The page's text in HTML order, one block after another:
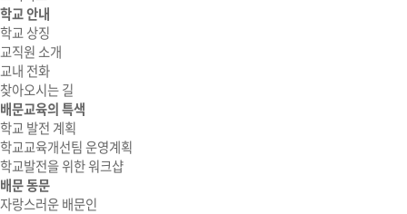
학교 안내
학교 상징
교직원 소개
교내 전화
찾아오시는 길
배문교육의 특색
학교 발전 계획
학교교육개선팀 운영계획
학교발전을 위한 워크샵
배문 동문
자랑스러운 배문인